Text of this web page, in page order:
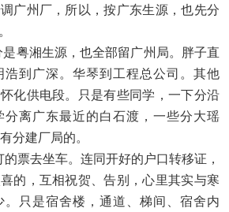
广州厂，所以，按广东生源，也先分
粤湘生源，也全部留广州局。胖子直
到广深。华琴到工程总公司。其他
化供电段。只是有些同学，一下分沿
离广东最近的白石渡，一些分大瑶
分建厂局的。
票去坐车。连同开好的户口转移证，
的，互相祝贺、告别，心里其实与寒
只是宿舍楼，通道、梯间、宿舍内